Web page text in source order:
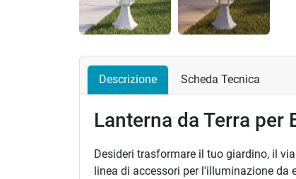
Descrizione Scheda Tecnica
Lanterna da Terra per
Desideri trasformare il tuo giardino, il
linea di accessori per l'illuminazione da